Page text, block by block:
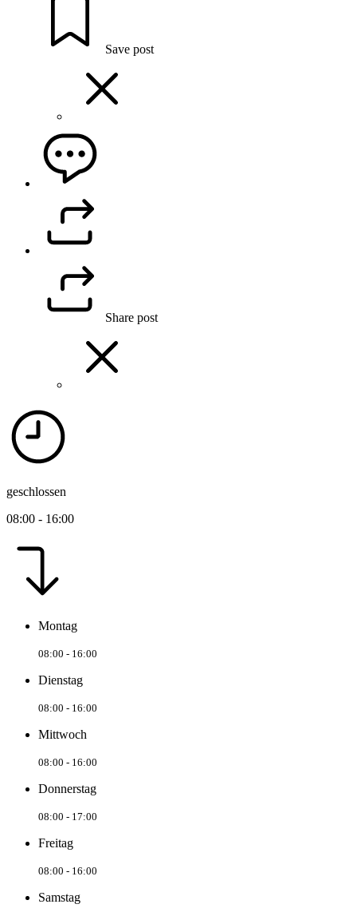
Save post
Share post
geschlossen
08:00 - 16:00
Montag
08:00 - 16:00
Dienstag
08:00 - 16:00
Mittwoch
08:00 - 16:00
Donnerstag
08:00 - 17:00
Freitag
08:00 - 16:00
Samstag